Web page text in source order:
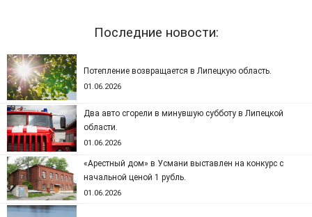
Последние новости:
Потепление возвращается в Липецкую область.
01.06.2026
Два авто сгорели в минувшую субботу в Липецкой
области.
01.06.2026
«Арестный дом» в Усмани выставлен на конкурс с
начальной ценой 1 рубль.
01.06.2026